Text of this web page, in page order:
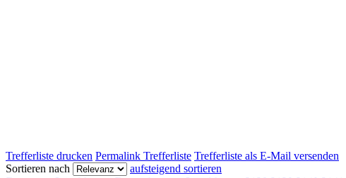
Trefferliste drucken Permalink Trefferliste Trefferliste als E-Mail versenden
Sortieren nach
aufsteigend sortieren